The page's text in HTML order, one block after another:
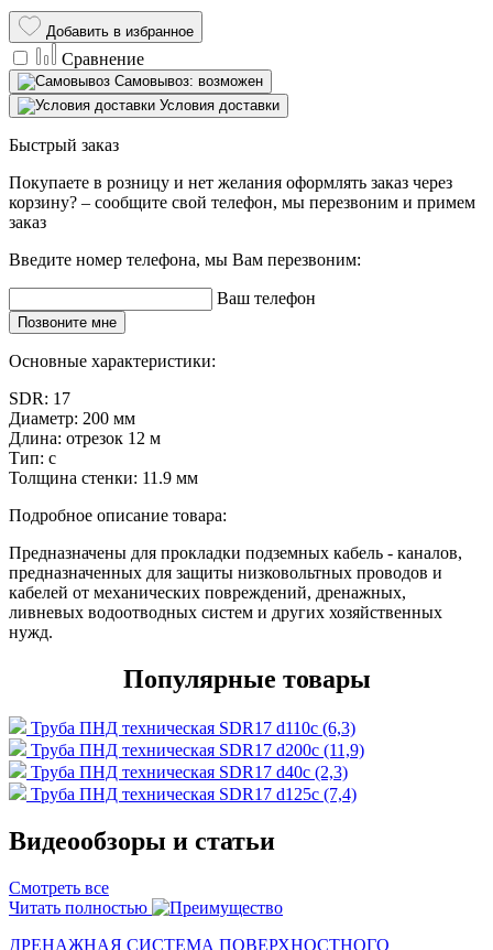
Добавить в избранное
Сравнение
Самовывоз: возможен
Условия доставки
Быстрый заказ
Покупаете в розницу и нет желания оформлять заказ через
корзину? – сообщите свой телефон, мы перезвоним и примем
заказ
Введите номер телефона, мы Вам перезвоним:
Ваш телефон
Позвоните мне
Основные характеристики:
SDR: 17
Диаметр: 200 мм
Длина: отрезок 12 м
Тип: c
Толщина стенки: 11.9 мм
Подробное описание товара:
Предназначены для прокладки подземных кабель - каналов,
предназначенных для защиты низковольтных проводов и
кабелей от механических повреждений, дренажных,
ливневых водоотводных систем и других хозяйственных
нужд.
Популярные товары
Труба ПНД техническая SDR17 d110с (6,3)
Труба ПНД техническая SDR17 d200с (11,9)
Труба ПНД техническая SDR17 d40с (2,3)
Труба ПНД техническая SDR17 d125с (7,4)
Видеообзоры и статьи
Смотреть все
Читать полностью
ДРЕНАЖНАЯ СИСТЕМА ПОВЕРХНОСТНОГО